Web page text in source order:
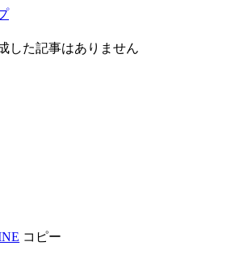
した記事はありません
コピー